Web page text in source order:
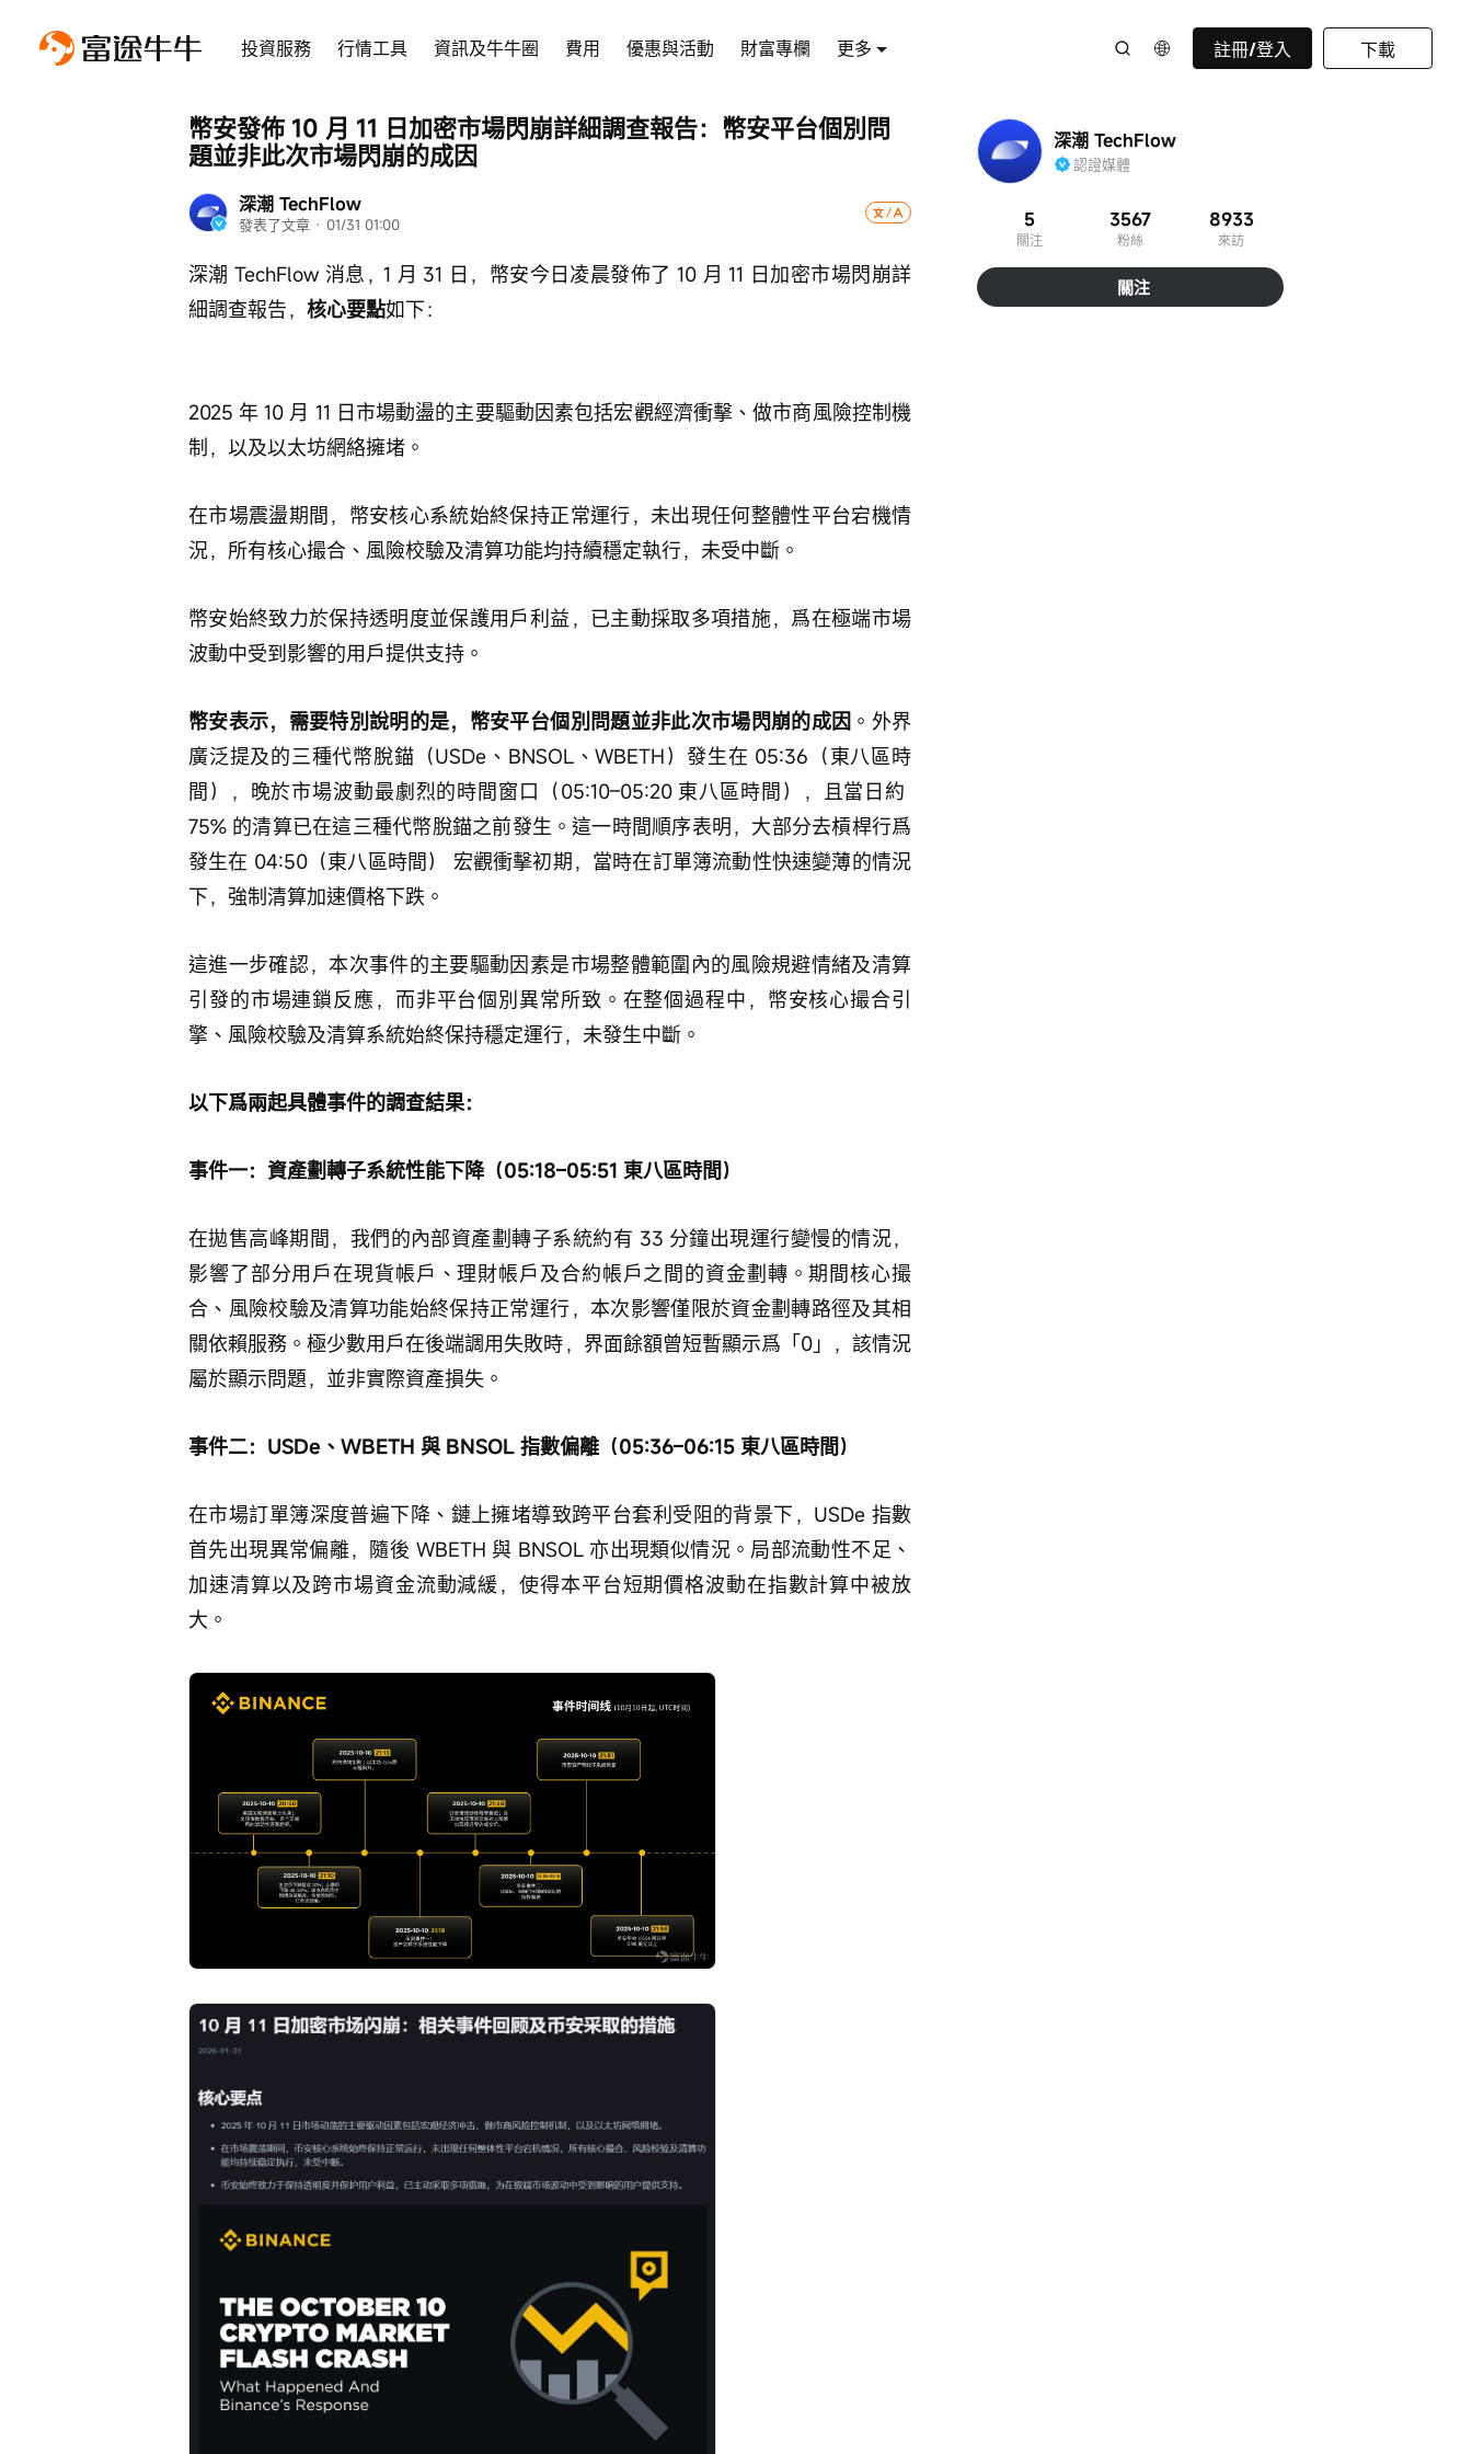
投資服務 行情工具 資訊及牛牛圈 費用 優惠與活動 財富專欄 更多 註冊/登入 下載
深潮 TechFlow
發表了文章 · 01/31 01:00
幣安發佈 10 月 11 日加密市場閃崩詳細調查報告：幣安平台個別問
題並非此次市場閃崩的成因
深潮 TechFlow 消息，1 月 31 日，幣安今日凌晨發佈了 10 月 11 日加密市場閃崩詳
細調查報告， 核心要點如下：
2025 年 10 月 11 日市場動盪的主要驅動因素包括宏觀經濟衝擊、做市商風險控制機
制，以及以太坊網絡擁堵。
在市場震盪期間，幣安核心系統始終保持正常運行，未出現任何整體性平台宕機情
況，所有核心撮合、風險校驗及清算功能均持續穩定執行，未受中斷。
幣安始終致力於保持透明度並保護用戶利益，已主動採取多項措施，爲在極端市場
波動中受到影響的用戶提供支持。
幣安表示，需要特別說明的是，幣安平台個別問題並非此次市場閃崩的成因 。外界
廣泛提及的三種代幣脫錨（USDe、BNSOL、WBETH）發生在 05:36（東八區時
間），晚於市場波動最劇烈的時間窗口（05:10–05:20 東八區時間），且當日約
75% 的清算已在這三種代幣脫錨之前發生。這一時間順序表明，大部分去槓桿行爲
發生在 04:50（東八區時間） 宏觀衝擊初期，當時在訂單簿流動性快速變薄的情況
下，強制清算加速價格下跌。
這進一步確認，本次事件的主要驅動因素是市場整體範圍內的風險規避情緒及清算
引發的市場連鎖反應，而非平台個別異常所致。在整個過程中，幣安核心撮合引
擎、風險校驗及清算系統始終保持穩定運行，未發生中斷。
以下爲兩起具體事件的調查結果：
事件一：資產劃轉子系統性能下降（05:18–05:51 東八區時間）
在拋售高峰期間，我們的內部資產劃轉子系統約有 33 分鐘出現運行變慢的情況，
影響了部分用戶在現貨帳戶、理財帳戶及合約帳戶之間的資金劃轉。期間核心撮
合、風險校驗及清算功能始終保持正常運行，本次影響僅限於資金劃轉路徑及其相
關依賴服務。極少數用戶在後端調用失敗時，界面餘額曾短暫顯示爲「0」，該情況
屬於顯示問題，並非實際資產損失。
事件二：USDe、WBETH 與 BNSOL 指數偏離（05:36–06:15 東八區時間）
在市場訂單簿深度普遍下降、鏈上擁堵導致跨平台套利受阻的背景下，USDe 指數
首先出現異常偏離，隨後 WBETH 與 BNSOL 亦出現類似情況。局部流動性不足、
加速清算以及跨市場資金流動減緩，使得本平台短期價格波動在指數計算中被放
大。
深潮 TechFlow
認證媒體
5
關注
3567
粉絲
8933
來訪
關注